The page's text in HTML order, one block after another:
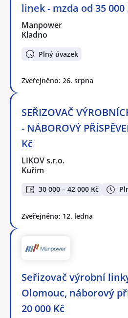
linek - mzda od 35 000
Manpower
Kladno
Plný úvazek
Zveřejněno: 26. srpna
SEŘIZOVAČ
- NÁBOROVÝ
Kč
LIKOV s.r.o.
Kuřim
30 000 – 42 000 Kč
Zveřejněno: 12. ledna
Seřizovač výrobní
Olomouc, náborový
20 000 Kč